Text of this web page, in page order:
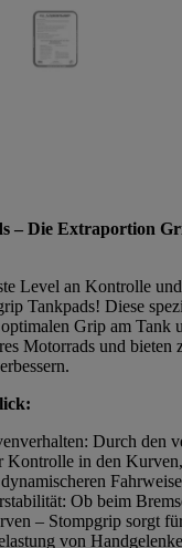
– Die Extraportion
Level an Kontrolle
Tankpads! Diese
Grip am Tank
Motorrads und bieten
Durch den
Kontrolle in den
Ob beim
– Stompgrip sorgt
von